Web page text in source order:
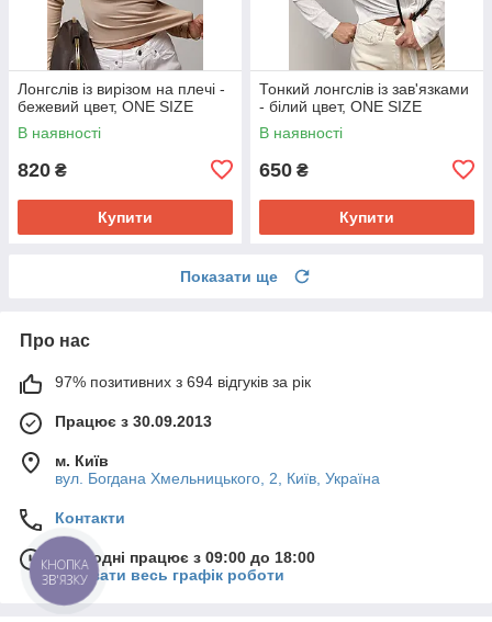
Лонгслів із вирізом на плечі -
бежевий цвет, ONE SIZE
В наявності
820 ₴
Купити
Тонкий лонгслів із зав'язками
- білий цвет, ONE SIZE
В наявності
650 ₴
Купити
Показати ще
Про нас
97% позитивних з 694 відгуків за рік
Працює з 30.09.2013
м. Київ
вул. Богдана Хмельницького, 2, Київ, Україна
Контакти
Сьогодні працює з 09:00 до 18:00
Показати весь графік роботи
КНОПКА
ЗВ'ЯЗКУ